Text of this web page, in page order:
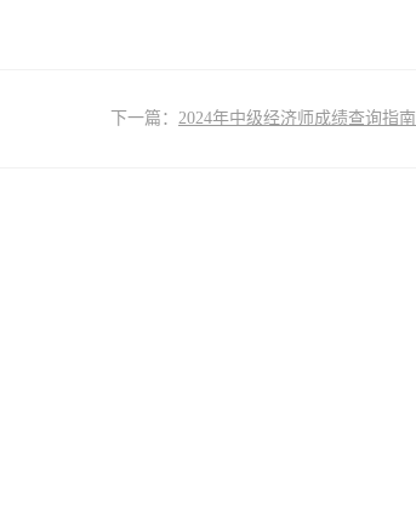
下一篇： ​2024年中级经济师成绩查询指南